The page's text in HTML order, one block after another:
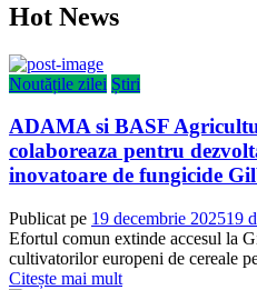
Hot News
Noutățile zilei Știri
ADAMA si BASF
colaboreaza pentru
inovatoare de fungicide
Publicat pe 19 decembrie 202519
Efortul comun extinde accesul la
cultivatorilor europeni de cereale
Citește mai mult